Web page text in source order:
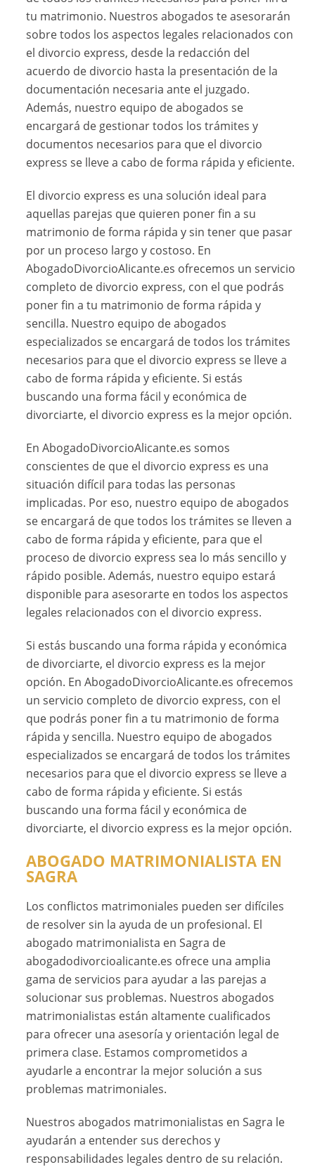
tu matrimonio. Nuestros abogados te asesorarán
sobre todos los aspectos legales relacionados con
el divorcio express, desde la redacción del
acuerdo de divorcio hasta la presentación de la
documentación necesaria ante el juzgado.
Además, nuestro equipo de abogados se
encargará de gestionar todos los trámites y
documentos necesarios para que el divorcio
express se lleve a cabo de forma rápida y eficiente.
El divorcio express es una solución ideal para
aquellas parejas que quieren poner fin a su
matrimonio de forma rápida y sin tener que pasar
por un proceso largo y costoso. En
AbogadoDivorcioAlicante.es ofrecemos un servicio
completo de divorcio express, con el que podrás
poner fin a tu matrimonio de forma rápida y
sencilla. Nuestro equipo de abogados
especializados se encargará de todos los trámites
necesarios para que el divorcio express se lleve a
cabo de forma rápida y eficiente. Si estás
buscando una forma fácil y económica de
divorciarte, el divorcio express es la mejor opción.
En AbogadoDivorcioAlicante.es somos
conscientes de que el divorcio express es una
situación difícil para todas las personas
implicadas. Por eso, nuestro equipo de abogados
se encargará de que todos los trámites se lleven a
cabo de forma rápida y eficiente, para que el
proceso de divorcio express sea lo más sencillo y
rápido posible. Además, nuestro equipo estará
disponible para asesorarte en todos los aspectos
legales relacionados con el divorcio express.
Si estás buscando una forma rápida y económica
de divorciarte, el divorcio express es la mejor
opción. En AbogadoDivorcioAlicante.es ofrecemos
un servicio completo de divorcio express, con el
que podrás poner fin a tu matrimonio de forma
rápida y sencilla. Nuestro equipo de abogados
especializados se encargará de todos los trámites
necesarios para que el divorcio express se lleve a
cabo de forma rápida y eficiente. Si estás
buscando una forma fácil y económica de
divorciarte, el divorcio express es la mejor opción.
ABOGADO MATRIMONIALISTA EN
SAGRA
Los conflictos matrimoniales pueden ser difíciles
de resolver sin la ayuda de un profesional. El
abogado matrimonialista en Sagra de
abogadodivorcioalicante.es ofrece una amplia
gama de servicios para ayudar a las parejas a
solucionar sus problemas. Nuestros abogados
matrimonialistas están altamente cualificados
para ofrecer una asesoría y orientación legal de
primera clase. Estamos comprometidos a
ayudarle a encontrar la mejor solución a sus
problemas matrimoniales.
Nuestros abogados matrimonialistas en Sagra le
ayudarán a entender sus derechos y
responsabilidades legales dentro de su relación.